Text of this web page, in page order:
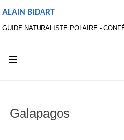
ALAIN BIDART
GUIDE NATURALISTE POLAIRE -
Galapagos